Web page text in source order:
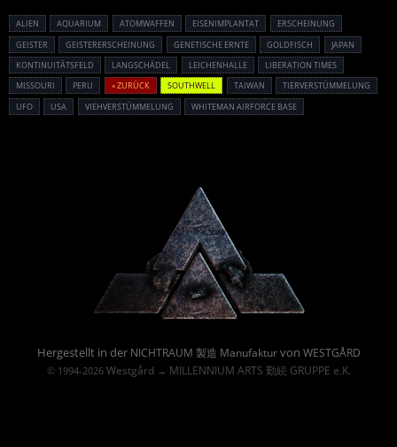
ALIEN AQUARIUM ATOMWAFFEN EISENIMPLANTAT
ERSCHEINUNG
GEISTER
GEISTERERSCHEINUNG GENETISCHE ERNTE GOLDFISCH
JAPAN
KONTINUITÄTSFELD
LANGSCHÄDEL LEICHENHALLE
LIBERATION TIMES
MISSOURI
PERU « ZURÜCK SOUTHWELL TAIWAN
TIERVERSTÜMMELUNG
UFO
USA VIEHVERSTÜMMELUNG WHITEMAN AIRFORCE BASE
Hergestellt in der NICHTRAUM 製造 Manufakturvon WESTGÅRD
© 1994-2026 Westgård→ MILLENNIUM ARTS 勤続 GRUPPE e.K.
Powered By :